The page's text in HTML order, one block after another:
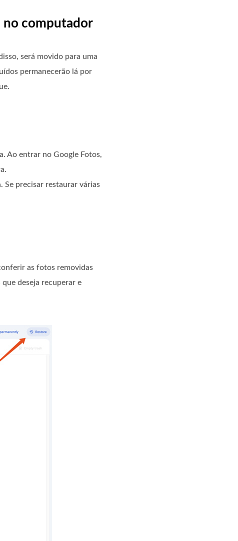
no computador
será movido para uma
permanecerão lá por
Ao entrar no Google Fotos,
Se precisar restaurar várias
as fotos removidas
deseja recuperar e